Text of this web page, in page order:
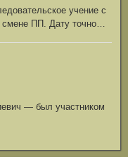
учение с
смене ПП. Дату точно…
— был участником